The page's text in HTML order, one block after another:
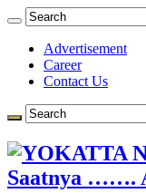
Advertisement
Career
Contact Us
Saatnya …….